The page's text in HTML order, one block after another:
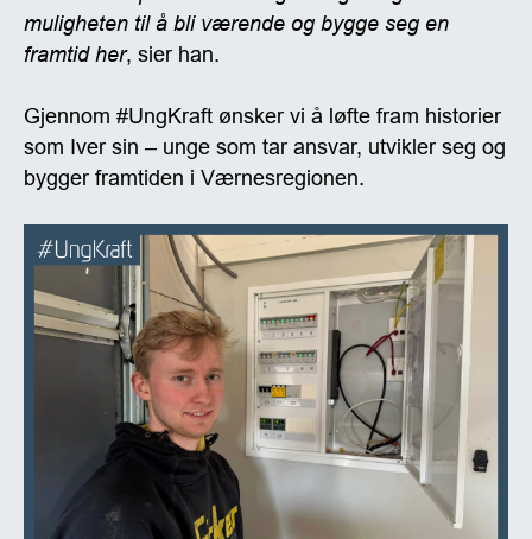
muligheten til å bli værende og bygge seg en
framtid her, sier han.
Gjennom #UngKraft ønsker vi å løfte fram historier
som Iver sin – unge som tar ansvar, utvikler seg og
bygger framtiden i Værnesregionen.